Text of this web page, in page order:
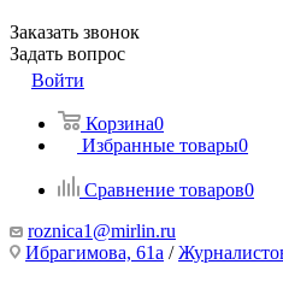
Заказать звонок
Задать вопрос
Войти
Корзина0
Избранные товары0
Сравнение товаров0
roznica1@mirlin.ru
Ибрагимова, 61а /